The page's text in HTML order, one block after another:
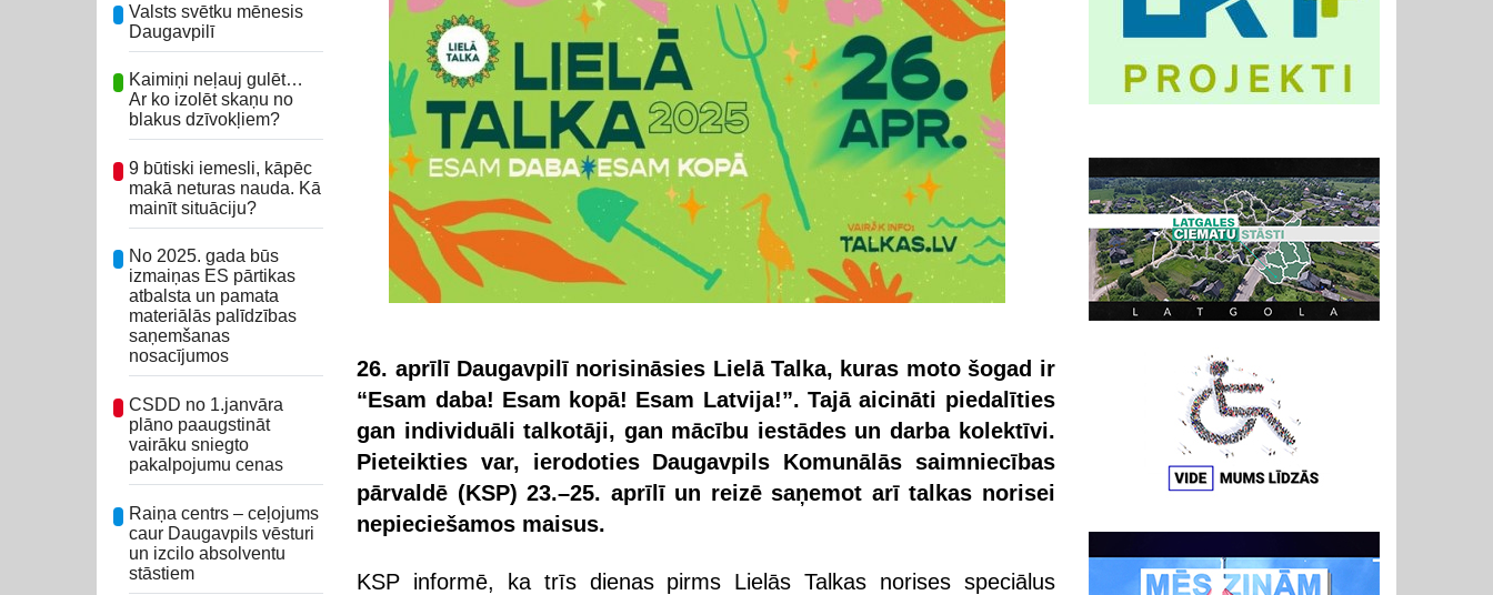
Valsts svētku mēnesis
Daugavpilī
Kaimiņi neļauj gulēt…
Ar ko izolēt skaņu no
blakus dzīvokļiem?
9 būtiski iemesli, kāpēc
makā neturas nauda. Kā
mainīt situāciju?
No 2025. gada būs
izmaiņas ES pārtikas
atbalsta un pamata
materiālās palīdzības
saņemšanas
nosacījumos
CSDD no 1.janvāra
plāno paaugstināt
vairāku sniegto
pakalpojumu cenas
Raiņa centrs – ceļojums
caur Daugavpils vēsturi
un izcilo absolventu
stāstiem
26. aprīlī Daugavpilī norisināsies Lielā Talka, kuras moto šogad ir
“Esam daba! Esam kopā! Esam Latvija!”. Tajā aicināti piedalīties
gan individuāli talkotāji, gan mācību iestādes un darba kolektīvi.
Pieteikties var, ierodoties Daugavpils Komunālās saimniecības
pārvaldē (KSP) 23.–25. aprīlī un reizē saņemot arī talkas norisei
nepieciešamos maisus.
KSP informē, ka trīs dienas pirms Lielās Talkas norises speciālus